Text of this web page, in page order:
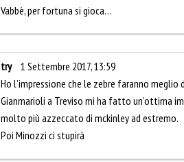
Vabbè, per fortuna si gioca…
try
1 Settembre 2017, 13:59
Ho l’impressione che le zebre faranno meglio
Gianmarioli a Treviso mi ha fatto un’ottima
molto più azzeccato di mckinley ad estremo.
Poi Minozzi ci stupirà